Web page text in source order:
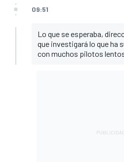
09:51
Lo que se esperaba,
que investigará lo que ha
con muchos pilotos